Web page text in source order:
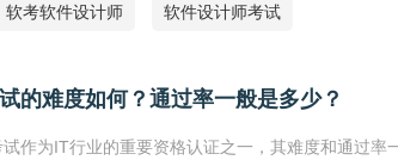
软考软件设计师 软件设计师考试
的难度如何？通过率一般是多少？
作为IT行业的重要资格认证之一，其难度和通过